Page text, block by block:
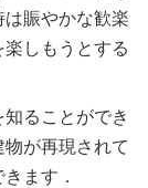
賑やかな歓楽
しもうとする
ることができ
が再現されて
ます．